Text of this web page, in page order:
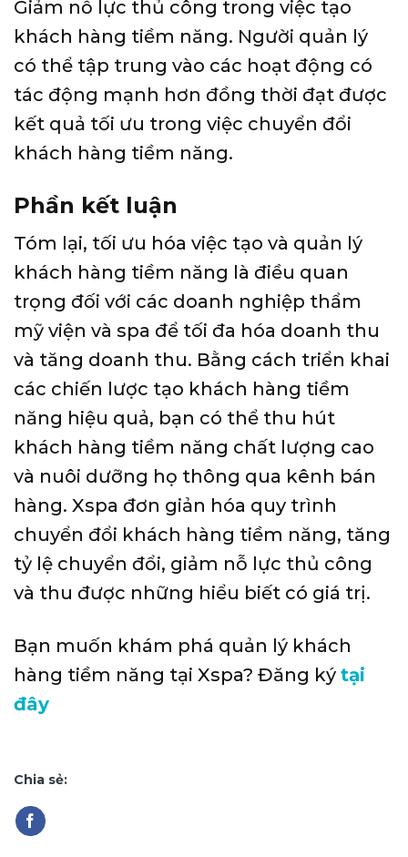
Giảm nỗ lực thủ công trong việc tạo
khách hàng tiềm năng. Người quản lý
có thể tập trung vào các hoạt động có
tác động mạnh hơn đồng thời đạt được
kết quả tối ưu trong việc chuyển đổi
khách hàng tiềm năng.
Phần kết luận
Tóm lại, tối ưu hóa việc tạo và quản lý
khách hàng tiềm năng là điều quan
trọng đối với các doanh nghiệp thẩm
mỹ viện và spa để tối đa hóa doanh thu
và tăng doanh thu. Bằng cách triển khai
các chiến lược tạo khách hàng tiềm
năng hiệu quả, bạn có thể thu hút
khách hàng tiềm năng chất lượng cao
và nuôi dưỡng họ thông qua kênh bán
hàng. Xspa đơn giản hóa quy trình
chuyển đổi khách hàng tiềm năng, tăng
tỷ lệ chuyển đổi, giảm nỗ lực thủ công
và thu được những hiểu biết có giá trị.
Bạn muốn khám phá quản lý khách
hàng tiềm năng tại Xspa? Đăng ký tại
đây
Chia sẻ: